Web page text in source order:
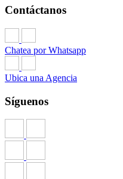
Contáctanos
Chatea por Whatsapp
Ubica una Agencia
Síguenos